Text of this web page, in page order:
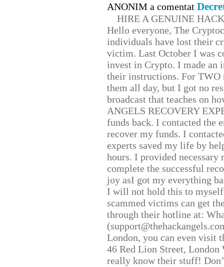
ANONIM a comentat
HIRE A GENUINE
Hello everyone, The
individuals have lost their
victim. Last October I was
invest in Crypto. I made
their instructions. For TWO
them all day, but I got no
broadcast that teaches on
ANGELS RECOVERY
funds back. I contacted the
recover my funds. I
experts saved my life by
hours. I provided
complete the successful
joy asI got my everything
I will not hold this to
scammed victims can get
through their hotline at:
London, you can even visit
46 Red Lion Street, London
really know their stuff!